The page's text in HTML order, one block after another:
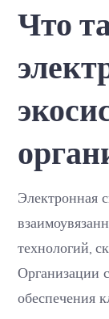
Что
Электронная
технологий,
Организации
обеспечения